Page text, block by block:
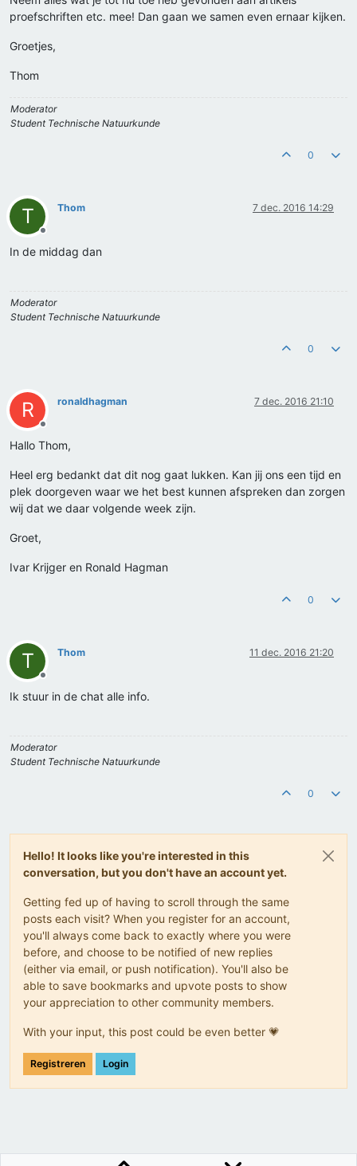
proefschriften etc. mee! Dan gaan we samen even ernaar kijken.
Groetjes,
Thom
Moderator
Student Technische Natuurkunde
0
T
Offline
Thom 7 dec. 2016 14:29
In de middag dan
Moderator
Student Technische Natuurkunde
0
R
Offline
ronaldhagman 7 dec. 2016 21:10
Hallo Thom,
Heel erg bedankt dat dit nog gaat lukken. Kan jij ons een tijd en
plek doorgeven waar we het best kunnen afspreken dan zorgen
wij dat we daar volgende week zijn.
Groet,
Ivar Krijger en Ronald Hagman
0
T
Offline
Thom 11 dec. 2016 21:20
Ik stuur in de chat alle info.
Moderator
Student Technische Natuurkunde
0
Hello! It looks like you're interested in this
conversation, but you don't have an account yet.
Getting fed up of having to scroll through the same
posts each visit? When you register for an account,
you'll always come back to exactly where you were
before, and choose to be notified of new replies
(either via email, or push notification). You'll also be
able to save bookmarks and upvote posts to show
your appreciation to other community members.
With your input, this post could be even better 💗
Registreren Login